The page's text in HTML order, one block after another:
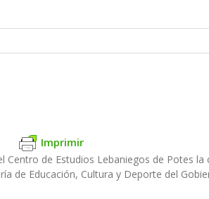
Imprimir
de Estudios Lebaniegos de Potes la
de Educación, Cultura y Deporte del